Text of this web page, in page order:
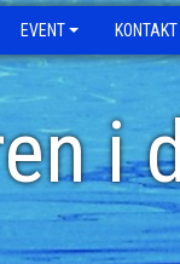
EVENT KONTAKT
i